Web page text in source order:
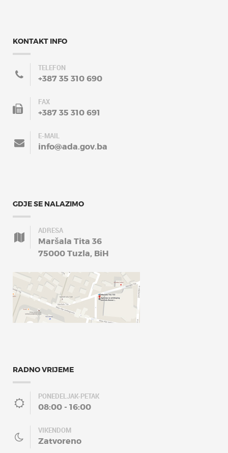
KONTAKT INFO
TELEFON
+387 35 310 690
FAX
+387 35 310 691
E-MAIL
info@ada.gov.ba
GDJE SE NALAZIMO
ADRESA
Maršala Tita 36
75000 Tuzla, BiH
RADNO VRIJEME
PONEDELJAK-PETAK
08:00 - 16:00
VIKENDOM
Zatvoreno